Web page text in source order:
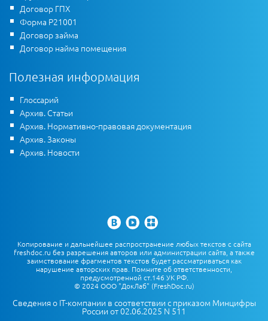
Договор ГПХ
Форма Р21001
Договор займа
Договор найма помещения
Полезная информация
Глоссарий
Архив. Статьи
Архив. Нормативно-правовая документация
Архив. Законы
Архив. Новости
Копирование и дальнейшее распространение любых текстов с сайта
freshdoc.ru без разрешения авторов или администрации сайта, а также
заимствование фрагментов текстов будет рассматриваться как
нарушение авторских прав. Помните об ответственности,
предусмотренной ст.146 УК РФ.
© 2024 ООО "ДокЛаб" (FreshDoc.ru)
Сведения о IT-компании в соответствии с приказом Минцифры
России от 02.06.2025 N 511